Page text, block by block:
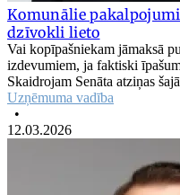
Komunālie
dzīvokli lieto
Vai kopīpašniekam jāmaksā
izdevumiem, ja faktiski
Skaidrojam Senāta atziņas
Uzņēmuma vadība
•
12.03.2026